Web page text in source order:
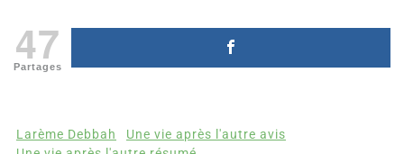
47
Partages
Larème Debbah
Une vie après l'autre avis